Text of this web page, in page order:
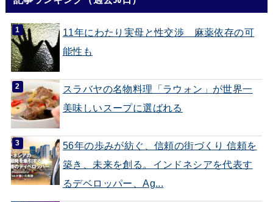
11年にわたり実母と性交渉 麻薬依存の可
能性も
スラバヤの名物料理「ラウォン」が世界一
美味しいスープに選ばれる
56年の歩みが紡ぐ、信頼の街づくり 信頼を
築き、未来を創る。インドネシアを代表す
るデベロッパー、Ag...